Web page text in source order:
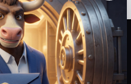
na internetových stránkách
a důvěryhodných zdrojů. Při
péčí a cílem poskytovat čtenářům
Obsah internetových stránek